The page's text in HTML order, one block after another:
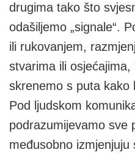
drugima tako što
odašiljemo „signale“.
ili rukovanjem,
stvarima ili osjećajima,
skrenemo s puta kako
Pod ljudskom
podrazumijevamo sve
međusobno izmjenjuju